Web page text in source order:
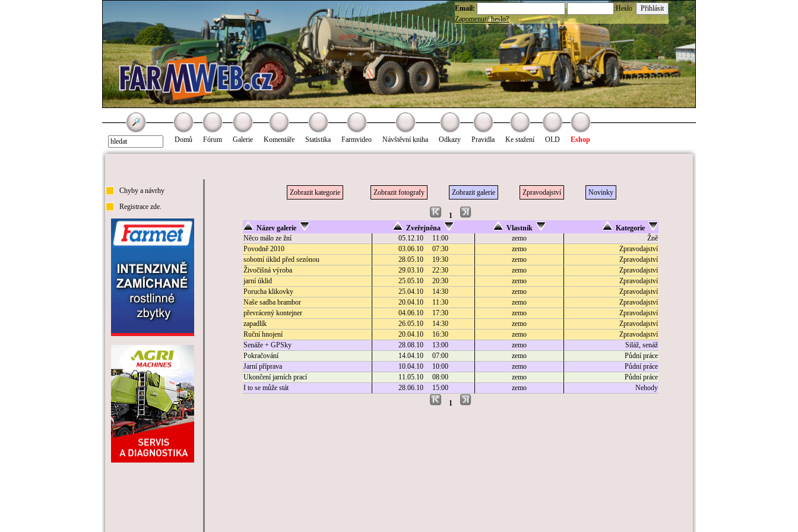
Email:
:Heslo
Zapomenuté heslo?
Domů Fórum Galerie Komentáře Statistika Farmvideo Návštěvní kniha Odkazy Pravidla Ke stažení OLD Eshop
Chyby a návrhy
Registrace zde.
Zobrazit kategorie Zobrazit fotografy Zobrazit galerie Zpravodajství Novinky
1
Název galerie
Zveřejněna Vlastník
Kategorie
Něco málo ze žní
05.12.10 11:00 zemo
Žně
Povodně 2010
03.06.10 07:30 zemo
Zpravodajství
sobotní úklid před sezónou
28.05.10 19:30 zemo
Zpravodajství
Živočišná výroba
29.03.10 22:30 zemo
Zpravodajství
jarní úklid
25.05.10 20:30 zemo
Zpravodajství
Porucha klikovky
25.04.10 14:30 zemo
Zpravodajství
Naše sadba brambor
20.04.10 11:30 zemo
Zpravodajství
převrácený kontejner
04.06.10 17:30 zemo
Zpravodajství
zapadlík
26.05.10 14:30 zemo
Zpravodajství
Ruční hnojení
20.04.10 16:30 zemo
Zpravodajství
Senáže + GPSky
28.08.10 13:00 zemo
Siláž, senáž
Pokračování
14.04.10 07:00 zemo
Půdní práce
Jarní příprava
10.04.10 10:00 zemo
Půdní práce
Ukončení jarních prací
11.05.10 08:00 zemo
Půdní práce
I to se může stát
28.06.10 15:00 zemo
Nehody
1